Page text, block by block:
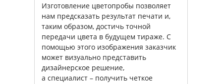
Изготовление цветопробы позволяет
нам предсказать результат печати и,
таким образом, достичь точной
передачи цвета в будущем тираже. С
помощью этого изображения заказчик
может визуально представить
дизайнерское решение,
а специалист – получить четкое